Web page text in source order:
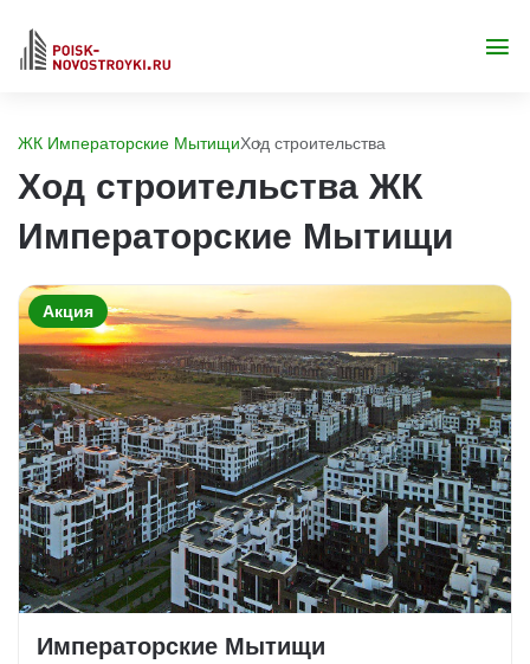
ЖК Императорские МытищиХод строительства
Ход строительства ЖК
Императорские Мытищи
Акция
Императорские Мытищи